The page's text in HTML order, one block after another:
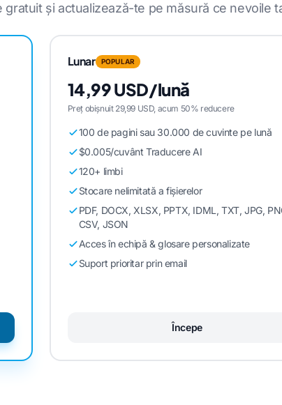
gratuit și actualizează-te pe măsură ce nevoile
Lunar POPULAR
14,99 USD/lună
Preț obișnuit 29,99 USD, acum 50% reducere
100 de pagini sau 30.000 de cuvinte pe lună
$0.005/cuvânt Traducere AI
120+ limbi
Stocare nelimitată a fișierelor
PDF, DOCX, XLSX, PPTX, IDML, TXT, JPG,
CSV, JSON
Acces în echipă & glosare personalizate
Suport prioritar prin email
Începe